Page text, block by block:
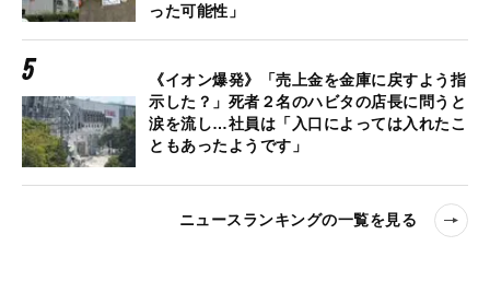
った可能性」
《イオン爆発》「売上金を金庫に戻すよう指
示した？」死者２名のハビタの店長に問うと
涙を流し…社員は「入口によっては入れたこ
ともあったようです」
ニュースランキングの一覧を見る